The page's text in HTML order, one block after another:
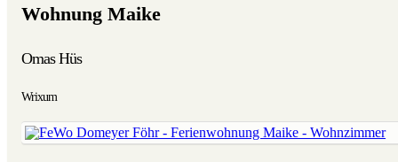
Wohnung Maike
Omas Hüs
Wrixum